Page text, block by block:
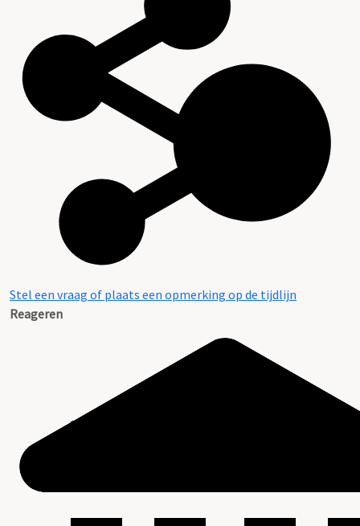
Stel een vraag of plaats een opmerking op de tijdlijn
Reageren